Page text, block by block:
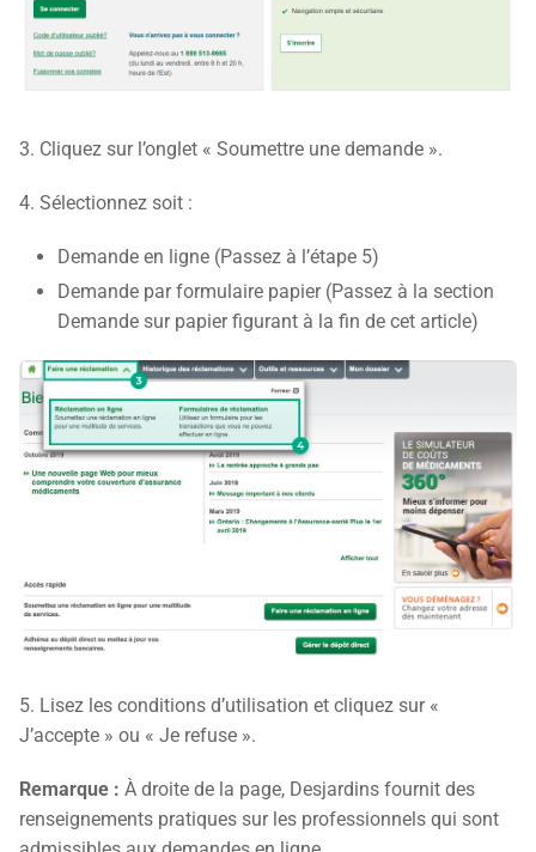
3. Cliquez sur l’onglet « Soumettre une demande ».
4. Sélectionnez soit :
Demande en ligne (Passez à l’étape 5)
Demande par formulaire papier (Passez à la section
Demande sur papier figurant à la fin de cet article)
5. Lisez les conditions d’utilisation et cliquez sur «
J’accepte » ou « Je refuse ».
Remarque : À droite de la page, Desjardins fournit des
renseignements pratiques sur les professionnels qui sont